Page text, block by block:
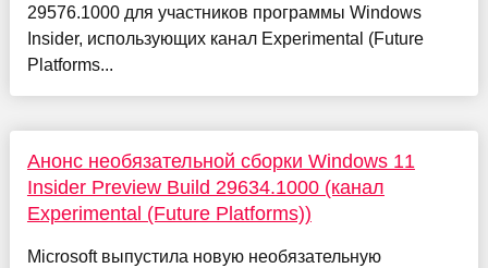
29576.1000 для участников программы Windows
Insider, использующих канал Experimental (Future
Platforms...
Анонс необязательной сборки Windows 11
Insider Preview Build 29634.1000 (канал
Experimental (Future Platforms))
Microsoft выпустила новую необязательную